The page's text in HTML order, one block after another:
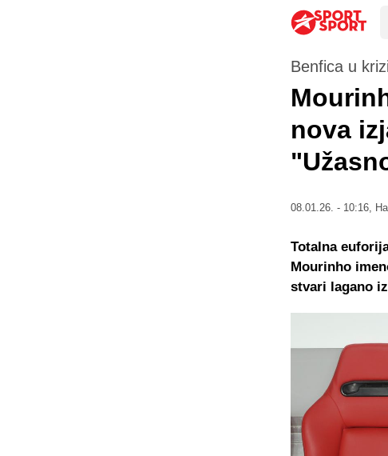
Benfica u
nova
08.01.26. - 10:16,
Totalna
Mourinho
stvari lagano